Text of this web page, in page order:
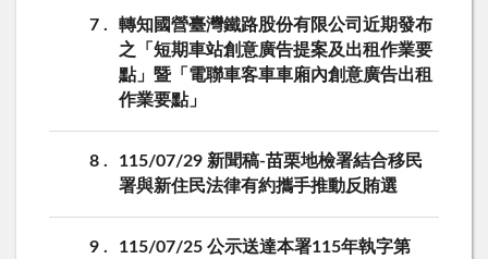
7
轉知國營臺灣鐵路股份有限公司近期發布
之「短期車站創意廣告提案及出租作業要
點」暨「電聯車客車車廂內創意廣告出租
作業要點」
8
115/07/29 新聞稿-苗栗地檢署結合移民
署與新住民法律有約攜手推動反賄選
9
115/07/25 公示送達本署115年執字第